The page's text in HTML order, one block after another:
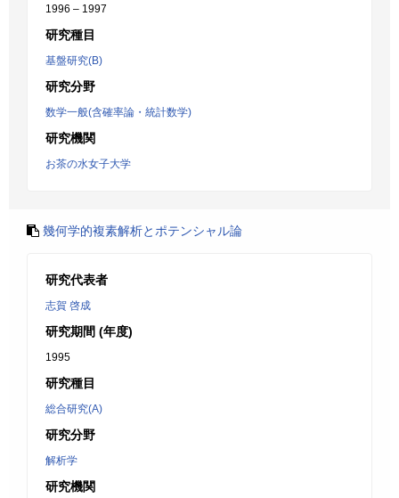
1996 – 1997
研究種目
基盤研究(B)
研究分野
数学一般(含確率論・統計数学)
研究機関
お茶の水女子大学
幾何学的複素解析とポテンシャル論
研究代表者
志賀 啓成
研究期間 (年度)
1995
研究種目
総合研究(A)
研究分野
解析学
研究機関